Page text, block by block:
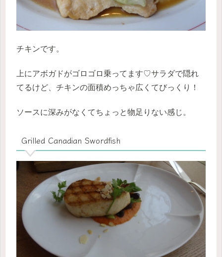
チキンです。
上にアボガドがゴロゴロ乗ってます♡サラダで隠れ
てるけど、チキンの面積めっちゃ広くてびっくり！
ソースに深みがなくてちょっと物足りない感じ。
Grilled Canadian Swordfish